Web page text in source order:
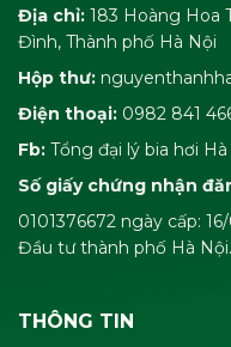
Địa chỉ: 183 Hoàng Hoa
Đình, Thành phố Hà Nội
Hộp thư:
Điện thoại: 0982 841
Fb: Tổng đại lý bia hơi
Số giấy chứng nhận
0101376672 ngày cấp:
Đầu tư thành phố Hà Nội.
THÔNG TIN